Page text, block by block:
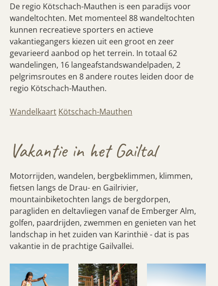
De regio Kötschach-Mauthen is een paradijs voor
wandeltochten. Met momenteel 88 wandeltochten
kunnen recreatieve sporters en actieve
vakantiegangers kiezen uit een groot en zeer
gevarieerd aanbod op het terrein. In totaal 62
wandelingen, 16 langeafstandswandelpaden, 2
pelgrimsroutes en 8 andere routes leiden door de
regio Kötschach-Mauthen.
Wandelkaart Kötschach-Mauthen
Vakantie in het Gailtal
Motorrijden, wandelen, bergbeklimmen, klimmen,
fietsen langs de Drau- en Gailrivier,
mountainbiketochten langs de bergdorpen,
paragliden en deltavliegen vanaf de Emberger Alm,
golfen, paardrijden, zwemmen en genieten van het
landschap in het zuiden van Karinthië - dat is pas
vakantie in de prachtige Gailvallei.